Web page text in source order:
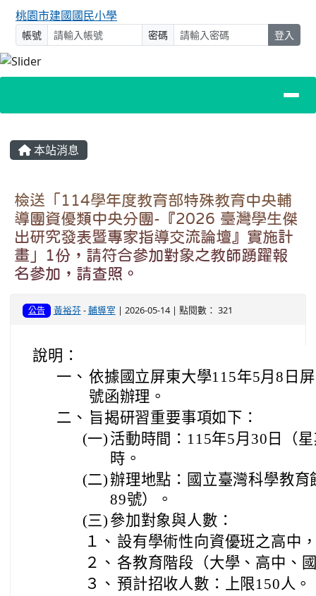
桃園市建國國民小學
帳號 密碼 登入
主內容區域
本站消息
檢送「114學年度教育部特殊教育中央輔
導團資優類中央分團-『2026 臺灣學生傑
出研究發表暨專家指導交流論壇』實施計
畫」1份，請符合參加對象之教師踴躍報
名參加，請查照。
公告 黃裕芬-輔導室 | 2026-05-14 | 點閱數： 321
說明：
一、 依據國立屏東大學115年5月8日
號函辦理。
二、 旨揭研習重要事項如下：
(一) 活動時間：115年5月30日（
時。
(二)辦理地點：國立臺灣科學教
89號）。
(三) 參加對象與人數：
１、 設有學術性向資優班之高中
２、 各教育階段（大學、高中、
３、 預計招收人數：上限150人。